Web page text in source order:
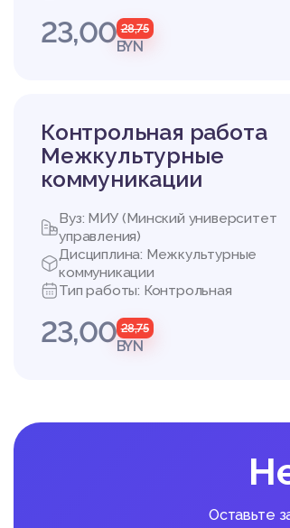
23,00 28,75
BYN
Контрольная работа
Межкультурные
коммуникации
Вуз: МИУ (Минский университет
управления)
Дисциплина: Межкультурные
коммуникации
Тип работы: Контрольная
23,00 28,75
BYN
Оставьте